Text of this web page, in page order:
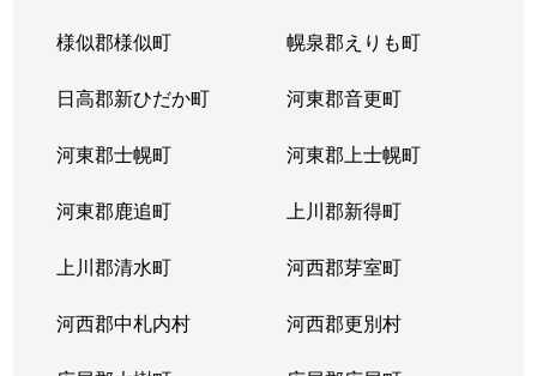
様似郡様似町 幌泉郡えりも町
日高郡新ひだか町 河東郡音更町
河東郡士幌町 河東郡上士幌町
河東郡鹿追町 上川郡新得町
上川郡清水町 河西郡芽室町
河西郡中札内村 河西郡更別村